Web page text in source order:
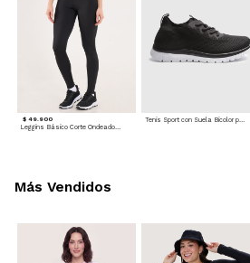
$ 49.900
Leggins Básico Corte Ondeado - Deportivo
Tenis Sport con Suela Bicolor para mujer
Más Vendidos